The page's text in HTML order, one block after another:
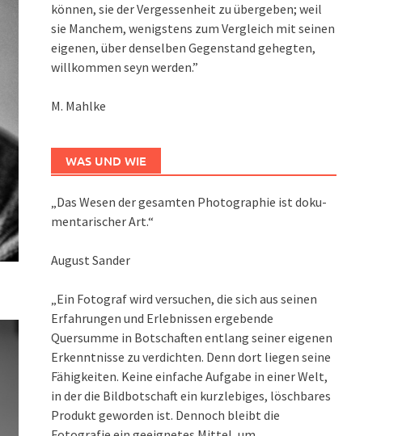
können, sie der Vergessenheit zu übergeben; weil
sie Manchem, wenigstens zum Vergleich mit seinen
eigenen, über denselben Gegenstand gehegten,
willkommen seyn werden.”
M. Mahlke
WAS UND WIE
„Das We­sen der ge­sam­ten Pho­to­gra­phie ist do­ku­
men­ta­ri­scher Art.“
August Sander
„Ein Fotograf wird versuchen, die sich aus seinen
Erfahrungen und Erlebnissen ergebende
Quersumme in Botschaften entlang seiner eigenen
Erkenntnisse zu verdichten. Denn dort liegen seine
Fähigkeiten. Keine einfache Aufgabe in einer Welt,
in der die Bildbotschaft ein kurzlebiges, löschbares
Produkt geworden ist. Dennoch bleibt die